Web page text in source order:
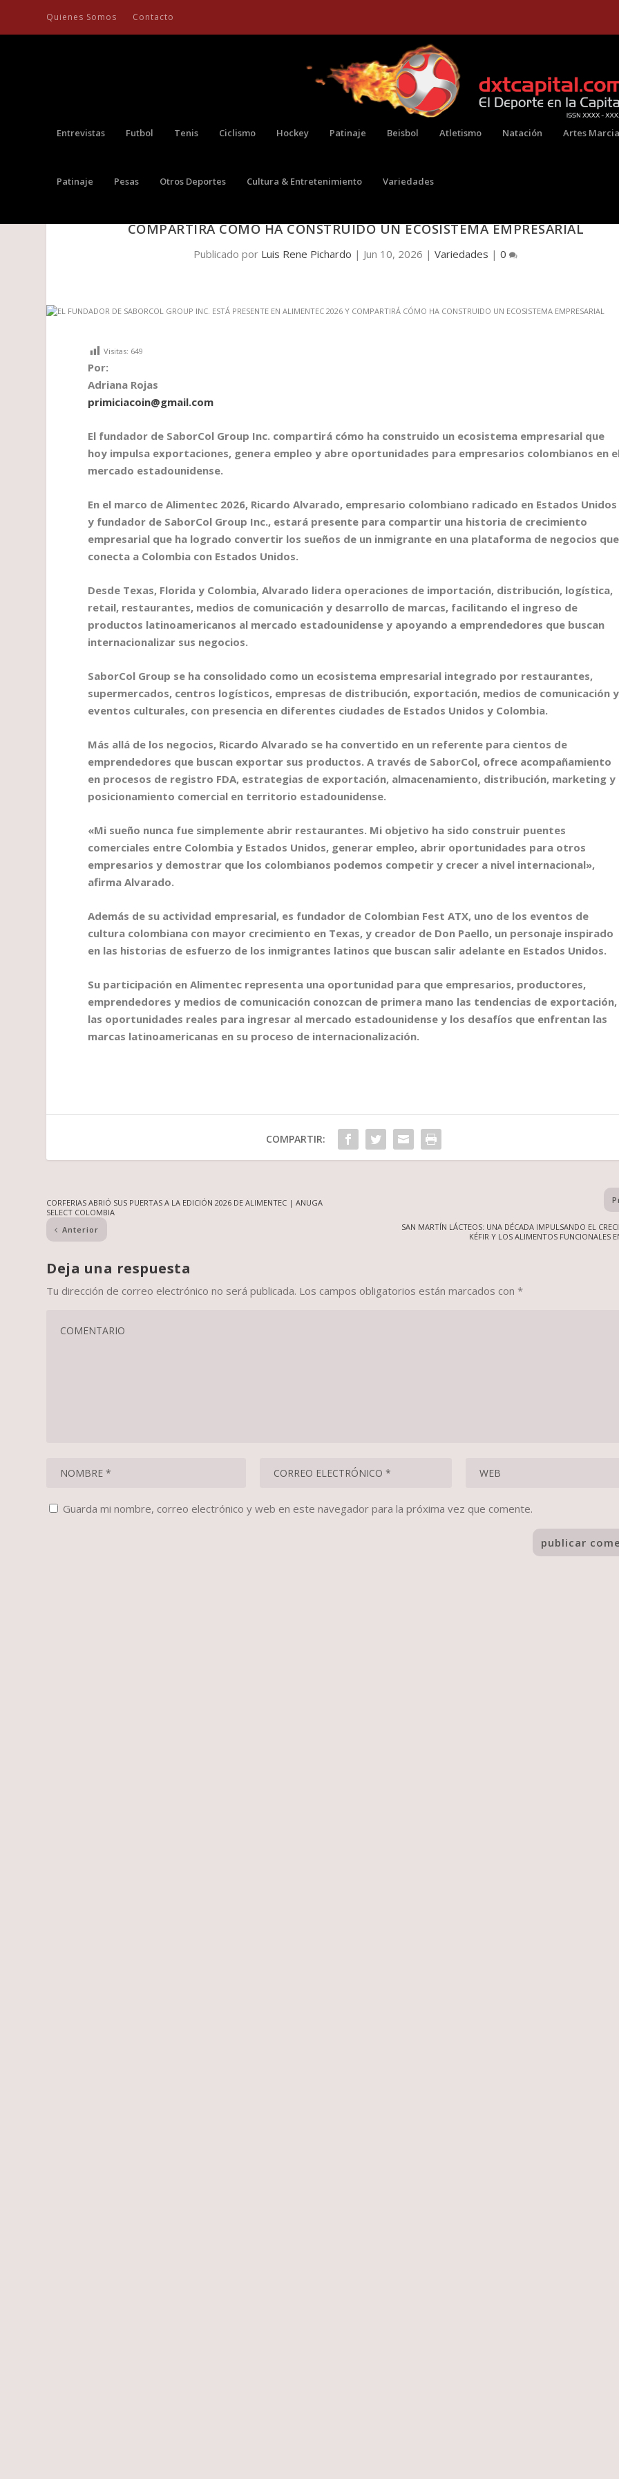
Quienes Somos Contacto
Entrevistas Futbol Tenis Ciclismo Hockey Patinaje Beisbol Atletismo Natación Artes
Patinaje Pesas Otros Deportes Cultura & Entretenimiento Variedades
COMPARTIRÁ CÓMO HA CONSTRUIDO UN ECOSISTEMA EMPRESARIAL
Publicado por Luis Rene Pichardo | Jun 10, 2026 |Variedades |0
Visitas: 649
Por:
Adriana Rojas
primiciacoin@gmail.com
El fundador de SaborCol Group Inc. compartirá cómo ha construido un ecosistema empresarial que
hoy impulsa exportaciones, genera empleo y abre oportunidades para empresarios colombianos en
mercado estadounidense.
En el marco de Alimentec 2026, Ricardo Alvarado, empresario colombiano radicado en Estados Unidos
y fundador de SaborCol Group Inc., estará presente para compartir una historia de crecimiento
empresarial que ha logrado convertir los sueños de un inmigrante en una plataforma de negocios que
conecta a Colombia con Estados Unidos.
Desde Texas, Florida y Colombia, Alvarado lidera operaciones de importación, distribución, logística,
retail, restaurantes, medios de comunicación y desarrollo de marcas, facilitando el ingreso de
productos latinoamericanos al mercado estadounidense y apoyando a emprendedores que buscan
internacionalizar sus negocios.
SaborCol Group se ha consolidado como un ecosistema empresarial integrado por restaurantes,
supermercados, centros logísticos, empresas de distribución, exportación, medios de comunicación y
eventos culturales, con presencia en diferentes ciudades de Estados Unidos y Colombia.
Más allá de los negocios, Ricardo Alvarado se ha convertido en un referente para cientos de
emprendedores que buscan exportar sus productos. A través de SaborCol, ofrece acompañamiento
en procesos de registro FDA, estrategias de exportación, almacenamiento, distribución, marketing y
posicionamiento comercial en territorio estadounidense.
«Mi sueño nunca fue simplemente abrir restaurantes. Mi objetivo ha sido construir puentes
comerciales entre Colombia y Estados Unidos, generar empleo, abrir oportunidades para otros
empresarios y demostrar que los colombianos podemos competir y crecer a nivel internacional»,
afirma Alvarado.
Además de su actividad empresarial, es fundador de Colombian Fest ATX, uno de los eventos de
cultura colombiana con mayor crecimiento en Texas, y creador de Don Paello, un personaje inspirado
en las historias de esfuerzo de los inmigrantes latinos que buscan salir adelante en Estados Unidos.
Su participación en Alimentec representa una oportunidad para que empresarios, productores,
emprendedores y medios de comunicación conozcan de primera mano las tendencias de exportación,
las oportunidades reales para ingresar al mercado estadounidense y los desafíos que enfrentan las
marcas latinoamericanas en su proceso de internacionalización.
COMPARTIR:
CORFERIAS ABRIÓ SUS PUERTAS A LA EDICIÓN 2026 DE ALIMENTEC | ANUGA
SELECT COLOMBIA
Anterior
SAN MARTÍN LÁCTEOS: UNA DÉCADA IMPULSANDO EL
KÉFIR Y LOS ALIMENTOS FUNCIONALES
Deja una respuesta
Tu dirección de correo electrónico no será publicada. Los campos obligatorios están marcados con*
Guarda mi nombre, correo electrónico y web en este navegador para la próxima vez que comente.